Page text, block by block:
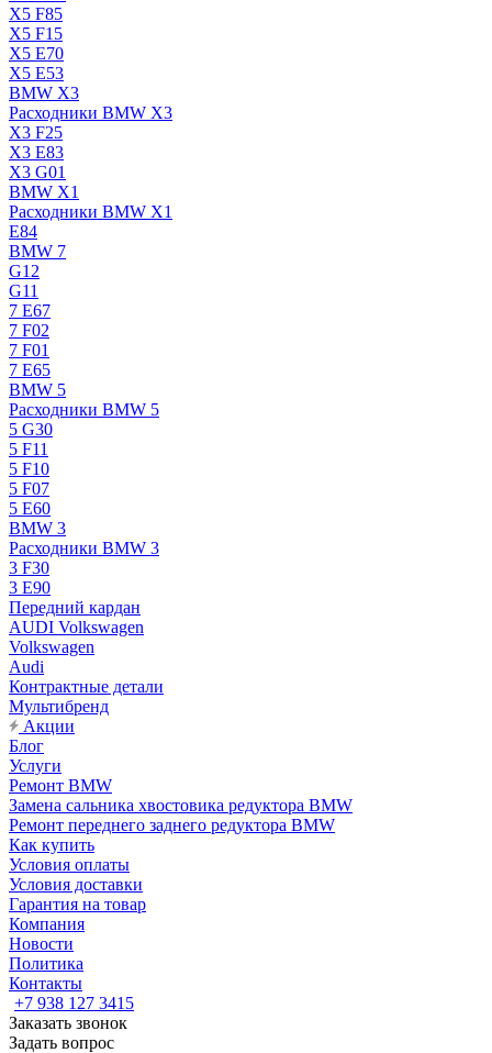
X5 F85
X5 F15
X5 E70
X5 E53
BMW X3
Расходники BMW X3
X3 F25
X3 E83
X3 G01
BMW X1
Расходники BMW X1
E84
BMW 7
G12
G11
7 Е67
7 F02
7 F01
7 E65
BMW 5
Расходники BMW 5
5 G30
5 F11
5 F10
5 F07
5 E60
BMW 3
Расходники BMW 3
3 F30
3 E90
Передний кардан
AUDI Volkswagen
Volkswagen
Audi
Контрактные детали
Мультибренд
Акции
Блог
Услуги
Ремонт BMW
Замена сальника хвостовика редуктора BMW
Ремонт переднего заднего редуктора BMW
Как купить
Условия оплаты
Условия доставки
Гарантия на товар
Компания
Новости
Политика
Контакты
+7 938 127 3415
Заказать звонок
Задать вопрос